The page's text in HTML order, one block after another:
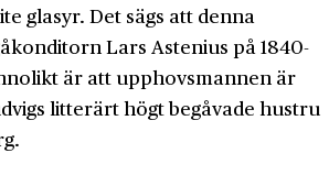
glasyr. Det sägs att denna
Lars Astenius på 1840-
är att upphovsmannen är
litterärt högt begåvade hustru